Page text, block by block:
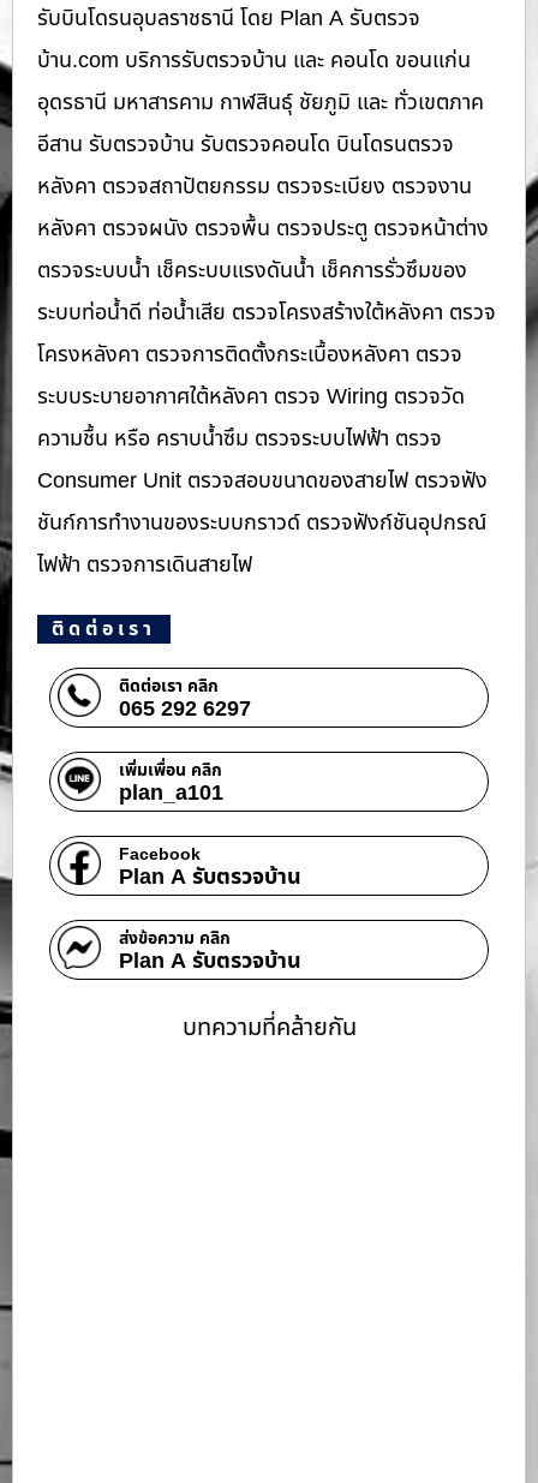
รับบินโดรนอุบลราชธานี โดย Plan A รับตรวจ
บ้าน.com บริการรับตรวจบ้าน และ คอนโด ขอนแก่น
อุดรธานี มหาสารคาม กาฬสินธุ์ ชัยภูมิ และ ทั่วเขตภาค
อีสาน รับตรวจบ้าน รับตรวจคอนโด บินโดรนตรวจ
หลังคา ตรวจสถาปัตยกรรม ตรวจระเบียง ตรวจงาน
หลังคา ตรวจผนัง ตรวจพื้น ตรวจประตู ตรวจหน้าต่าง​
ตรวจระบบน้ำ เช็คระบบแรงดันน้ำ เช็คการรั่วซึมของ
ระบบท่อน้ำ​ดี ท่อน้ำ​เสีย ตรวจโครงสร้างใต้หลังคา ตรวจ
โครงหลังคา ตรวจการติดตั้งกระเบื้องหลังคา ตรวจ
ระบบระบายอากาศใต้หลังคา ตรวจ Wiring ตรวจวัด
ความชื้น หรือ คราบน้ำซึม ตรวจระบบไฟฟ้า ตรวจ
Consumer Unit ตรวจสอบขนาดของสายไฟ ตรวจฟัง
ชันก์การทำงานของระบบกราวด์ ตรวจฟังก์ชันอุปกรณ์
ไฟฟ้า ตรวจการเดินสายไฟ
ติดต่อเรา
ติดต่อเรา คลิก
065 292 6297
เพิ่มเพื่อน คลิก
plan_a101
Facebook
Plan A รับตรวจบ้าน
ส่งข้อความ คลิก
Plan A รับตรวจบ้าน
บทความที่คล้ายกัน